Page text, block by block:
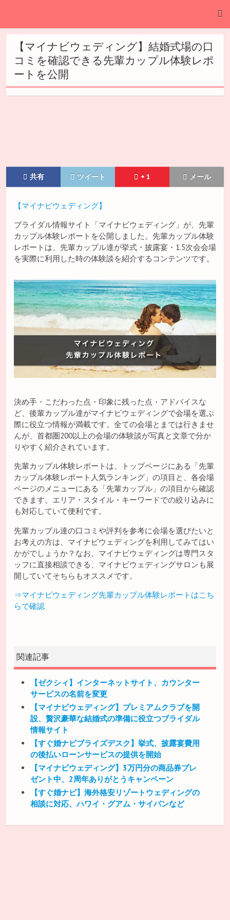
【マイナビウェディング】結婚式場の口
コミを確認できる先輩カップル体験レポ
ートを公開
共有 ツイート + 1 メール
【マイナビウェディング】
ブライダル情報サイト「マイナビウェディング」が、先輩
カップル体験レポートを公開しました。先輩カップル体験
レポートは、先輩カップル達が挙式・披露宴・1.5次会会場
を実際に利用した時の体験談を紹介するコンテンツです。
決め手・こだわった点・印象に残った点・アドバイスな
ど、後輩カップル達がマイナビウェディングで会場を選ぶ
際に役立つ情報が満載です。全ての会場とまでは行きませ
んが、首都圏200以上の会場の体験談が写真と文章で分か
りやすく紹介されています。
先輩カップル体験レポートは、トップページにある「先輩
カップル体験レポート人気ランキング」の項目と、各会場
ページのメニューにある「先輩カップル」の項目から確認
できます。エリア・スタイル・キーワードでの絞り込みに
も対応していて便利です。
先輩カップル達の口コミや評判を参考に会場を選びたいと
お考えの方は、マイナビウェディングを利用してみてはい
かがでしょうか？なお、マイナビウェディングは専門スタ
ッフに直接相談できる、マイナビウェディングサロンも展
開していてそちらもオススメです。
⇒マイナビウェディング先輩カップル体験レポートはこち
らで確認
関連記事
【ゼクシィ】インターネットサイト、カウンター
サービスの名前を変更
【マイナビウェディング】プレミアムクラブを開
設、贅沢豪華な結婚式の準備に役立つブライダル
情報サイト
【すぐ婚ナビブライズデスク】挙式、披露宴費用
の後払いローンサービスの提供を開始
【マイナビウェディング】3万円分の商品券プレ
ゼント中、2周年ありがとうキャンペーン
【すぐ婚ナビ】海外格安リゾートウェディングの
相談に対応、ハワイ・グアム・サイパンなど